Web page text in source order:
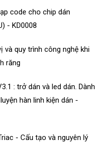
code cho chip dán
- KD0008
và quy trình công nghệ khi
răng
: trở dán và led dán. Dành
hàn linh kiện dán -
- Cấu tạo và nguyên lý